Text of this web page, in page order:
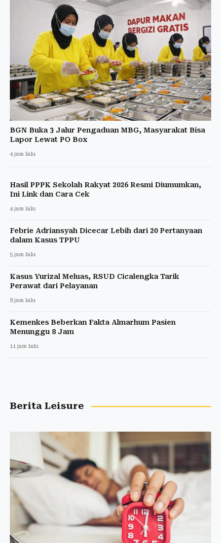
BGN Buka 3 Jalur Pengaduan MBG, Masyarakat Bisa
Lapor Lewat PO Box
4 jam lalu
Hasil PPPK Sekolah Rakyat 2026 Resmi Diumumkan,
Ini Link dan Cara Cek
4 jam lalu
Febrie Adriansyah Dicecar Lebih dari 20 Pertanyaan
dalam Kasus TPPU
5 jam lalu
Kasus Yurizal Meluas, RSUD Cicalengka Tarik
Perawat dari Pelayanan
8 jam lalu
Kemenkes Beberkan Fakta Almarhum Pasien
Menunggu 8 Jam
11 jam lalu
Berita Leisure